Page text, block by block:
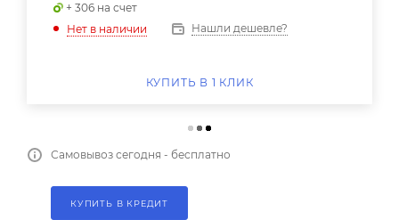
+ 306 на счет
Нет в наличии
Нашли дешевле?
КУПИТЬ В 1 КЛИК
Самовывоз сегодня - бесплатно
КУПИТЬ В КРЕДИТ